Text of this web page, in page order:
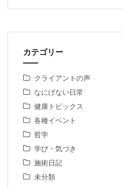
カテゴリー
クライアントの声
なにげない日常
健康トピックス
各種イベント
哲学
学び・気づき
施術日記
未分類